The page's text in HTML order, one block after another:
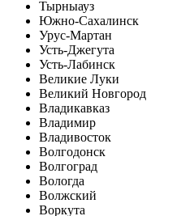
Тырныауз
Южно-Сахалинск
Урус-Мартан
Усть-Джегута
Усть-Лабинск
Великие Луки
Великий Новгород
Владикавказ
Владимир
Владивосток
Волгодонск
Волгоград
Вологда
Волжский
Воркута